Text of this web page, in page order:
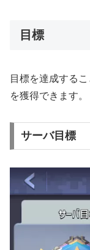
目標
目標を達成する
を獲得できます。
サーバ目標